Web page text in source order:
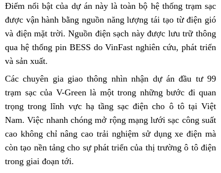
Điểm nổi bật của dự án này là toàn bộ hệ thống trạm sạc
được vận hành bằng nguồn năng lượng tái tạo từ điện gió
và điện mặt trời. Nguồn điện sạch này được lưu trữ thông
qua hệ thống pin BESS do VinFast nghiên cứu, phát triển
và sản xuất.
Các chuyên gia giao thông nhìn nhận dự án đầu tư 99
trạm sạc của V-Green là một trong những bước đi quan
trọng trong lĩnh vực hạ tầng sạc điện cho ô tô tại Việt
Nam. Việc nhanh chóng mở rộng mạng lưới sạc công suất
cao không chỉ nâng cao trải nghiệm sử dụng xe điện mà
còn tạo nền tảng cho sự phát triển của thị trường ô tô điện
trong giai đoạn tới.